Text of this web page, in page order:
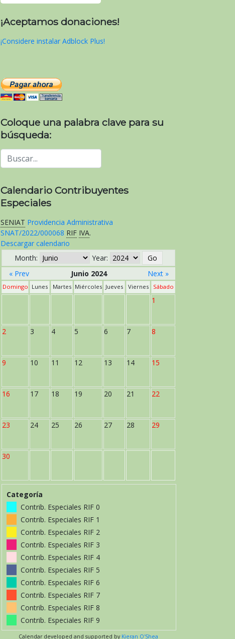
¡Aceptamos donaciones!
¡Considere instalar Adblock Plus!
Coloque una palabra clave para su
búsqueda:
Calendario Contribuyentes
Especiales
SENIAT Providencia Administrativa
SNAT/2022/000068 RIF IVA.
Descargar calendario
Month:
Year:
« Prev
Junio 2024 Next »
Domingo Lunes Martes Miércoles Jueves Viernes Sábado
1
2 3 4 5 6 7 8
9 10 11 12 13 14 15
16 17 18 19 20 21 22
23 24 25 26 27 28 29
30
Categoría
Contrib. Especiales RIF 0
Contrib. Especiales RIF 1
Contrib. Especiales RIF 2
Contrib. Especiales RIF 3
Contrib. Especiales RIF 4
Contrib. Especiales RIF 5
Contrib. Especiales RIF 6
Contrib. Especiales RIF 7
Contrib. Especiales RIF 8
Contrib. Especiales RIF 9
Calendar developed and supported by Kieran O'Shea